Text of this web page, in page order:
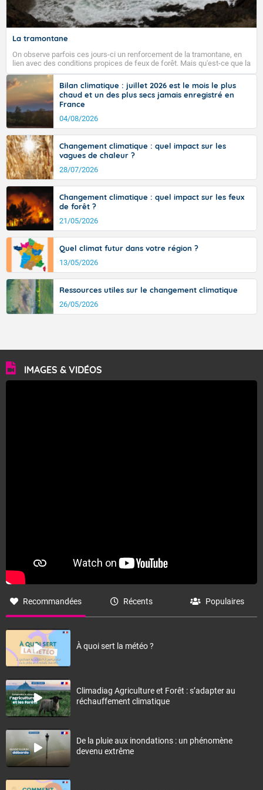
La tramontane
On observe parfois ces jours-ci un renforcement de la tramontane, en
lien avec des conditions propices de feux de forêt. Mais qu'est-ce que la
tramontane ? Quelles sont ses caractéristiques ? La tramontane est un
vent turbulent soufflant de secteur nord-ouest à nord, ou ouest à nord-
ouest, dans un secteur qui part du Roussillon à la vallée de l’Aude et à
l’ouest de l’Hérault. L’étymologie de ce vent vient du latin trasmontanus,
signifiant au-delà des monts, en allusion aux régions montagneuses
d’où provient ce vent.
Bilan climatique : juillet 2026 est le mois le plus
chaud et un des plus secs jamais enregistré en
France
04/08/2026
Changement climatique : quel impact sur les
vagues de chaleur ?
28/07/2026
Changement climatique : quel impact sur les feux
de forêt ?
21/05/2026
Quel climat futur dans votre région ?
13/05/2026
Ressources utiles sur le changement climatique
26/05/2026
IMAGES & VIDÉOS
Recommandées Récents Populaires
À quoi sert la météo ?
Climadiag Agriculture et Forêt : s’adapter au
réchauffement climatique
De la pluie aux inondations : un phénomène
devenu extrême